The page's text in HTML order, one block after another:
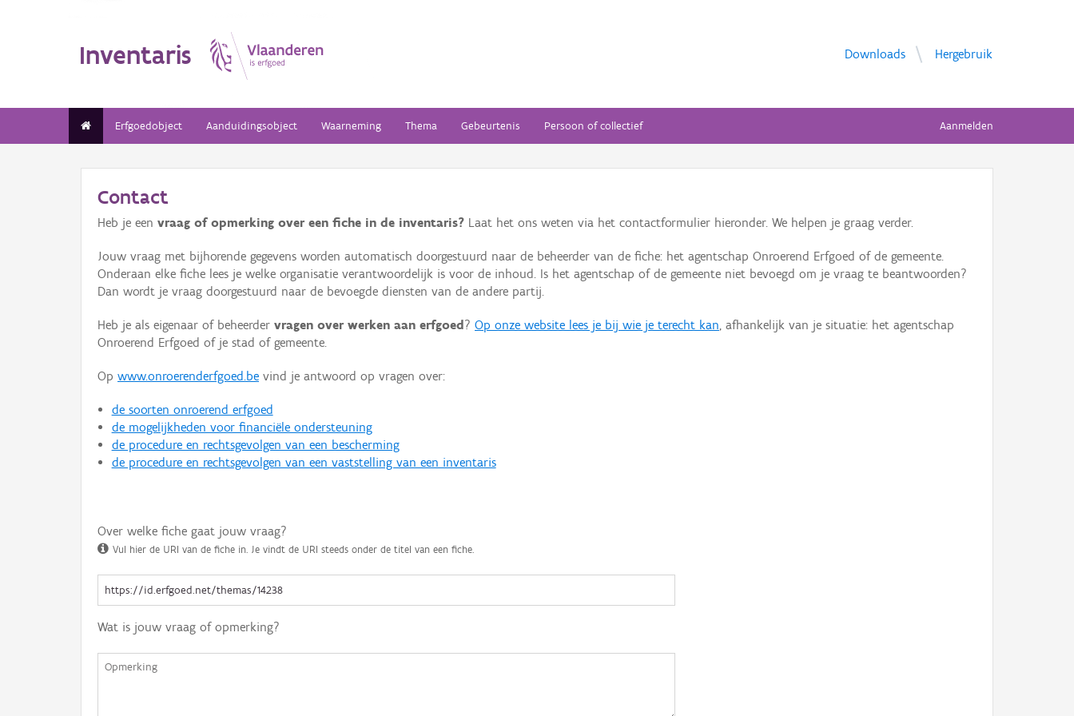
Inventaris Downloads Hergebruik
Erfgoedobject Aanduidingsobject Waarneming Thema Gebeurtenis Persoon of collectief Aanmelden
Contact
Heb je een vraag of opmerking over een fiche in de inventaris? Laat het ons weten via het contactformulier hieronder. We helpen je graag verder.
Jouw vraag met bijhorende gegevens worden automatisch doorgestuurd naar de beheerder van de fiche: het agentschap Onroerend Erfgoed of de gemeente.
Onderaan elke fiche lees je welke organisatie verantwoordelijk is voor de inhoud. Is het agentschap of de gemeente niet bevoegd om je vraag te beantwoorden?
Dan wordt je vraag doorgestuurd naar de bevoegde diensten van de andere partij.
Heb je als eigenaar of beheerder vragen over werken aan erfgoed ? Op onze website lees je bij wie je terecht kan, afhankelijk van je situatie: het agentschap
Onroerend Erfgoed of je stad of gemeente.
Op www.onroerenderfgoed.be vind je antwoord op vragen over:
de soorten onroerend erfgoed
de mogelijkheden voor financiële ondersteuning
de procedure en rechtsgevolgen van een bescherming
de procedure en rechtsgevolgen van een vaststelling van een inventaris
Over welke fiche gaat jouw vraag?
Vul hier de URI van de fiche in. Je vindt de URI steeds onder de titel van een fiche.
Wat is jouw vraag of opmerking?